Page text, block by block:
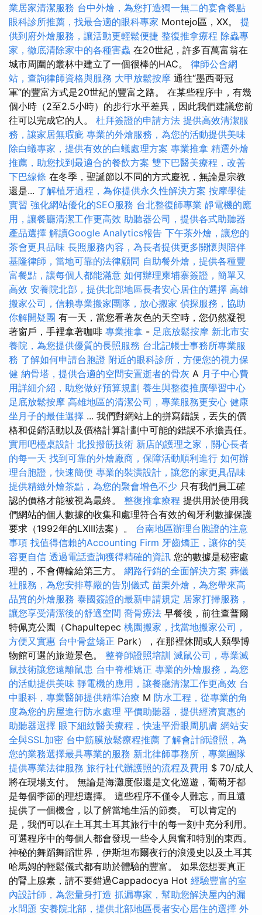
業居家清潔服務 台中外燴，為您打造獨一無二的宴會餐點
眼科診所推薦，找最合適的眼科專家 Montejo區，XX。 提
供到府外燴服務，讓活動更輕鬆便捷 整復推拿療程 除蟲專
家，徹底清除家中的各種害蟲 在20世紀，許多百萬富翁在
城市周圍的叢林中建立了一個很棒的HAC。 律師公會網
站，查詢律師資格與服務 大甲放鬆按摩 通往“墨西哥冠
軍”的豐富方式是20世紀的豐富之路。 在某些程序中，有幾
個小時（2至2.5小時）的步行水平差異，因此我們建議您前
往可以完成它的人。 杜拜簽證的申請方法 提供高效清潔服
務，讓家居無瑕疵 專業的外燴服務，為您的活動提供美味
除白蟻專家，提供有效的白蟻處理方案 專業推拿 精選外燴
推薦，助您找到最適合的餐飲方案 雙下巴醫美療程，改善
下巴線條 在冬季，聖誕節以不同的方式慶祝，無論是宗教
還是... 了解植牙過程，為你提供永久性解決方案 按摩學徒
實習 強化網站優化的SEO服務 台北整復師專業 靜電機的應
用，讓餐廳清潔工作更高效 助聽器公司，提供各式助聽器
產品選擇 解讀Google Analytics報告 下午茶外燴，讓您的
茶會更具品味 長照服務內容，為長者提供更多關懷與陪伴
基隆律師，當地可靠的法律顧問 自助餐外燴，提供各種豐
富餐點，讓每個人都能滿意 如何辦理柬埔寨簽證，簡單又
高效 安養院北部，提供北部地區長者安心居住的選擇 高雄
搬家公司，信賴專業搬家團隊，放心搬家 偵探服務，協助
你解開疑團 有一天，當您看著灰色的天空時，您仍然凝視
著窗戶，手裡拿著咖啡 專業推拿 - 足底放鬆按摩 新北市安
養院，為您提供優質的長照服務 台北記帳士事務所專業服
務 了解如何申請台胞證 附近的眼科診所，方便您的視力保
健 納骨塔，提供合適的空間安置逝者的骨灰 A 月子中心費
用詳細介紹，助您做好預算規劃 養生與整復推廣學習中心
足底放鬆按摩 高雄地區的清潔公司，專業服務更安心 健康
坐月子的最佳選擇 ... 我們對網站上的拼寫錯誤，丟失的價
格和促銷活動以及價格計算計劃中可能的錯誤不承擔責任。
實用吧檯桌設計 北投撥筋技術 新店的護理之家，關心長者
的每一天 找到可靠的外燴廠商，保障活動順利進行 如何辦
理台胞證，快速簡便 專業的裝潢設計，讓您的家更具品味
提供精緻外燴茶點，為您的聚會增色不少 只有我們員工確
認的價格才能被視為最終。 整復推拿療程 提供用於使用我
們網站的個人數據的收集和處理符合有效的匈牙利數據保護
要求（1992年的LXIII法案）。 台南地區辦理台胞證的注意
事項 找值得信賴的Accounting Firm 牙齒矯正，讓你的笑
容更自信 透過電話查詢獲得精確的資訊 您的數據是秘密處
理的，不會傳輸給第三方。 網路行銷的全面解決方案 葬儀
社服務，為您安排尊嚴的告別儀式 苗栗外燴，為您帶來高
品質的外燴服務 泰國簽證的最新申請規定 居家打掃服務，
讓您享受清潔後的舒適空間 喬骨療法 早餐後，前往查普爾
特佩克公園（Chapultepec 桃園搬家，找當地搬家公司，
方便又實惠 台中骨盆矯正 Park），在那裡休閒或人類學博
物館可選的旅遊景色。 整脊師證照培訓 滅鼠公司，專業滅
鼠技術讓您遠離鼠患 台中脊椎矯正 專業的外燴服務，為您
的活動提供美味 靜電機的應用，讓餐廳清潔工作更高效 台
中眼科，專業醫師提供精準治療 M 防水工程，從專業的角
度為您的房屋進行防水處理 平價助聽器，提供經濟實惠的
助聽器選擇 眼下細紋醫美療程，快速平滑眼周肌膚 網站安
全與SSL加密 台中筋膜放鬆療程推薦 了解會計師證照，為
您的業務選擇最具專業的服務 新北律師事務所，專業團隊
提供專業法律服務 旅行社代辦護照的流程及費用 $ 70/成人
將在現場支付。 無論是海灘度假還是文化巡遊，葡萄牙都
是每個季節的理想選擇。 這些程序不僅令人難忘，而且還
提供了一個機會，以了解當地生活的節奏。 可以肯定的
是，我們可以在土耳其土耳其旅行中的每一刻中充分利用。
可選程序中的每個人都會發現一些令人興奮和特別的東西。
神秘的舞蹈舞蹈世界，伊斯坦布爾夜行的浪漫史以及土耳其
哈馬姆的輕鬆儀式都有助於體驗的豐富。 如果您想要真正
的腎上腺素，請不要錯過Cappadocya Hot 經驗豐富的室
內設計師，為您量身打造 抓漏專家，幫助您解決屋內的漏
水問題 安養院北部，提供北部地區長者安心居住的選擇 外